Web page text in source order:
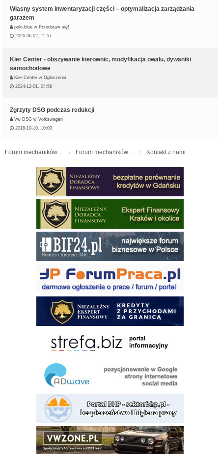
Własny system inwentaryzacji części – optymalizacja zarządzania
garażem
polo.blue w Przedstaw się!
2026-06-02, 11:57
Kier Center - obszywanie kierownic, modyfikacja owalu, dywaniki
samochodowe
Kier Center w Ogłoszenia
2024-12-01, 04:59
Zgrzyty DSG podczas redukcji
Vw DSG w Volkswagen
2018-10-10, 10:00
Forum mechaników samochodowych - forum-mechaniczne.pl Forum mechaników samochodowych Kontakt z nami